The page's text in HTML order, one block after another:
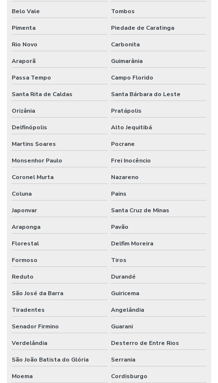
Belo Vale Tombos
Pimenta Piedade de Caratinga
Rio Novo Carbonita
Araporã Guimarânia
Passa Tempo Campo Florido
Santa Rita de Caldas Santa Bárbara do Leste
Orizânia Pratápolis
Delfinópolis Alto Jequitibá
Martins Soares Pocrane
Monsenhor Paulo Frei Inocêncio
Coronel Murta Nazareno
Coluna Pains
Japonvar Santa Cruz de Minas
Araponga Pavão
Florestal Delfim Moreira
Formoso Tiros
Reduto Durandé
São José da Barra Guiricema
Tiradentes Angelândia
Senador Firmino Guarani
Verdelândia Desterro de Entre Rios
São João Batista do Glória Serrania
Moema Cordisburgo